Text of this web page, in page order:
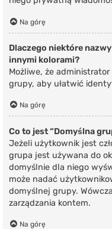
Na górę
Dlaczego niektóre
innymi kolorami?
Możliwe, że administrator
grupy, aby ułatwić
Na górę
Co to jest “Domyślna
Jeżeli użytkownik jest
grupa jest używana do
domyślnie dla niego
może nadać
domyślnej grupy.
zarządzania kontem.
Na górę